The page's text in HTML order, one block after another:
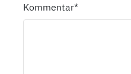
Kommentar*